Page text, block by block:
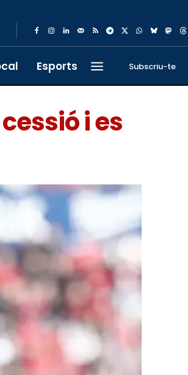
Esports Subscriu-te
i es